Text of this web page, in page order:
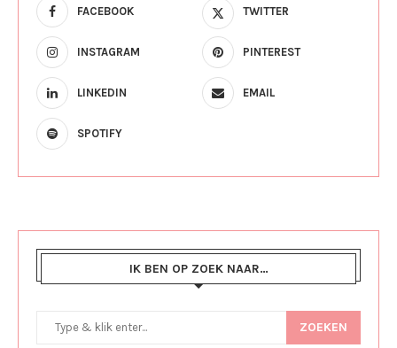
FACEBOOK TWITTER
INSTAGRAM PINTEREST
LINKEDIN EMAIL
SPOTIFY
IK BEN OP ZOEK NAAR…
ZOEKEN